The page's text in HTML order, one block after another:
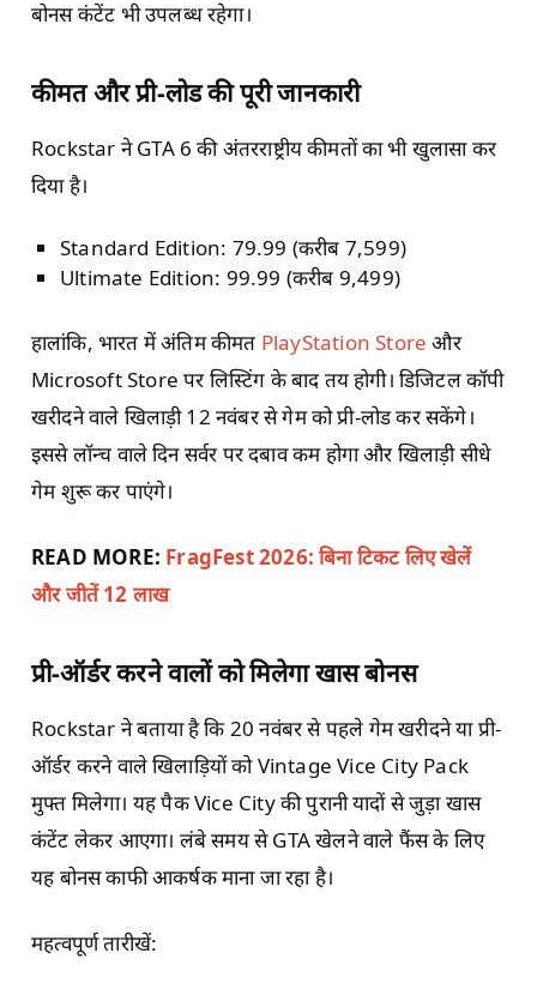
बोनस कंटेंट भी उपलब्ध रहेगा।
कीमत और प्री-लोड की पूरी जानकारी
Rockstar ने GTA 6 की अंतरराष्ट्रीय कीमतों का भी खुलासा कर
दिया है।
Standard Edition: 79.99 (करीब 7,599)
Ultimate Edition: 99.99 (करीब 9,499)
हालांकि, भारत में अंतिम कीमत PlayStation Store और
Microsoft Store पर लिस्टिंग के बाद तय होगी। डिजिटल कॉपी
खरीदने वाले खिलाड़ी 12 नवंबर से गेम को प्री-लोड कर सकेंगे।
इससे लॉन्च वाले दिन सर्वर पर दबाव कम होगा और खिलाड़ी सीधे
गेम शुरू कर पाएंगे।
READ MORE: FragFest 2026: बिना टिकट लिए खेलें
और जीतें 12 लाख
प्री-ऑर्डर करने वालों को मिलेगा खास बोनस
Rockstar ने बताया है कि 20 नवंबर से पहले गेम खरीदने या प्री-
ऑर्डर करने वाले खिलाड़ियों को Vintage Vice City Pack
मुफ्त मिलेगा। यह पैक Vice City की पुरानी यादों से जुड़ा खास
कंटेंट लेकर आएगा। लंबे समय से GTA खेलने वाले फैंस के लिए
यह बोनस काफी आकर्षक माना जा रहा है।
महत्वपूर्ण तारीखें: